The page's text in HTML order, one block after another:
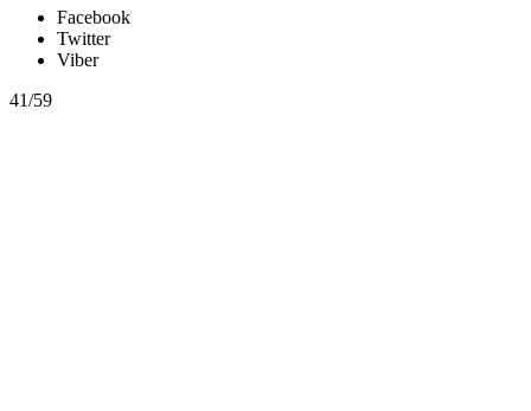
Facebook
Twitter
Viber
41/59